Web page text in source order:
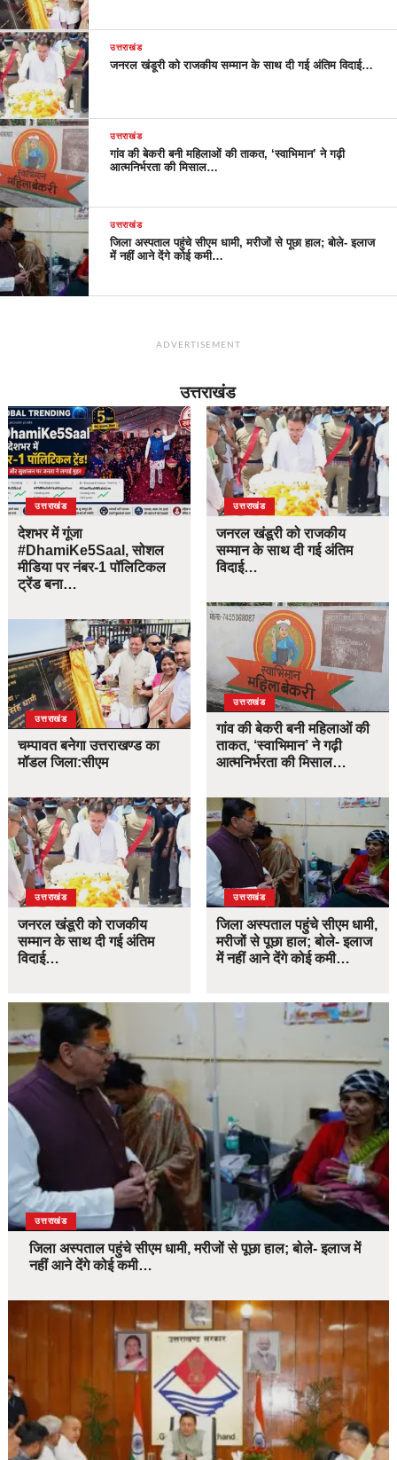
उत्तराखंड
जनरल खंडूरी को राजकीय सम्मान के साथ दी गई अंतिम विदाई…
उत्तराखंड
गांव की बेकरी बनी महिलाओं की ताकत, ‘स्वाभिमान’ ने गढ़ी
आत्मनिर्भरता की मिसाल…
उत्तराखंड
जिला अस्पताल पहुंचे सीएम धामी, मरीजों से पूछा हाल; बोले- इलाज
में नहीं आने देंगे कोई कमी…
ADVERTISEMENT
उत्तराखंड
उत्तराखंड
देशभर में गूंजा
#DhamiKe5Saal, सोशल
मीडिया पर नंबर-1 पॉलिटिकल
ट्रेंड बना…
उत्तराखंड
चम्पावत बनेगा उत्तराखण्ड का
मॉडल जिला:सीएम
उत्तराखंड
जनरल खंडूरी को राजकीय
सम्मान के साथ दी गई अंतिम
विदाई…
उत्तराखंड
जनरल खंडूरी को राजकीय
सम्मान के साथ दी गई अंतिम
विदाई…
उत्तराखंड
गांव की बेकरी बनी महिलाओं की
ताकत, ‘स्वाभिमान’ ने गढ़ी
आत्मनिर्भरता की मिसाल…
उत्तराखंड
जिला अस्पताल पहुंचे सीएम धामी,
मरीजों से पूछा हाल; बोले- इलाज
में नहीं आने देंगे कोई कमी…
उत्तराखंड
जिला अस्पताल पहुंचे सीएम धामी, मरीजों से पूछा हाल; बोले- इलाज में
नहीं आने देंगे कोई कमी…